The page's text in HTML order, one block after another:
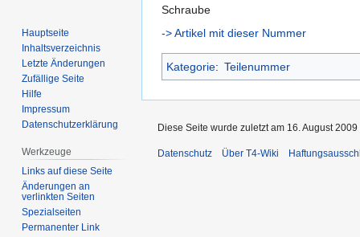
Zur
Navigation
Zur
Suche
Schraube
-> Artikel mit dieser Nummer
Kategorie: Teilenummer
Hauptseite
Inhaltsverzeichnis
Letzte Änderungen
Zufällige Seite
Hilfe
Impressum
Datenschutzerklärung
Werkzeuge
Links auf diese Seite
Änderungen an
verlinkten Seiten
Spezialseiten
Permanenter Link
Diese Seite wurde zuletzt am 16. August
Datenschutz Über T4-Wiki